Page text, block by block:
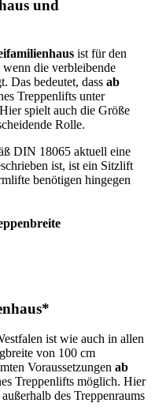
und
ist für den
die verbleibende
Das bedeutet, dass ab
Treppenlifts unter
spielt auch die Größe
Rolle.
DIN 18065 aktuell eine
ist, ist ein Sitzlift
benötigen hingegen
ist wie auch in allen
von 100 cm
Voraussetzungen ab
Treppenlifts möglich. Hier
des Treppenraums